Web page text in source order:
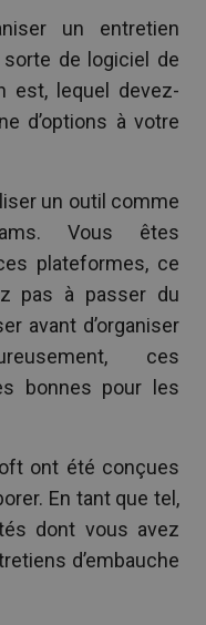
un entretien
sorte de logiciel de
est, lequel devez-
d’options à votre
un outil comme
Vous êtes
plateformes, ce
pas à passer du
avant d’organiser
ces
bonnes pour les
ont été conçues
En tant que tel,
dont vous avez
d’embauche